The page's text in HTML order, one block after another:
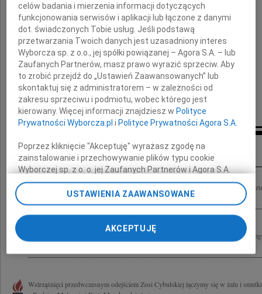
Zosię Cybulską
Najbliższym
przekazujemy wyrazy szczerego współczucia
Krystyna i Krzysztof Gerulowie
Inne kondolencje
Wstrząśnięci tragiczną śmiercią Zosi Cybulskiej naszej Przyjaciółki i Koleżanki z
wyrazy współczucia Mamie, Siostrze Ani i Rodzinie Ania i Zbyszek Lisowie
Dnia l listopada 2010 roku zginęła tragicznie na Hawraniu w Tatrach Słowackich
Wstrząśnięci przedwczesnym odejściem Zosi Cybulskiej łączymy się w żalu i
celów badania i mierzenia informacji dotyczących
funkcjonowania serwisów i aplikacji lub łączone z danymi
dot. świadczonych Tobie usług. Jeśli podstawą
przetwarzania Twoich danych jest uzasadniony interes
Wyborcza sp. z o.o., jej spółki powiązanej – Agora S.A. – lub
Zaufanych Partnerów, masz prawo wyrazić sprzeciw. Aby
to zrobić przejdź do „Ustawień Zaawansowanych” lub
skontaktuj się z administratorem – w zależności od
zakresu sprzeciwu i podmiotu, wobec którego jest
kierowany. Więcej informacji znajdziesz w Polityce
Prywatności Wyborcza.pl i Polityce Prywatności Agora S.A.
Poprzez kliknięcie "Akceptuję" wyrażasz zgodę na
zainstalowanie i przechowywanie plików typu cookie
Wyborczej sp. z o. o. jej Zaufanych Partnerów i Agora S.A.
na Twoim urządzeniu końcowym. Możesz też w każdej
chwili zmienić swoje preferencje dot. plików cookie,
ponownie wywołując narzędzie do zarządzania Twoimi
preferencjami dot. przetwarzania danych poprzez
odnośnik „Ustawienia prywatności” w stopce serwisu i
przechodząc do sekcji „Ustawienia zaawansowane”.
Zmiana ustawień plików cookie możliwa jest także za
My, nasi Zaufani Partnerzy i Agora S.A. możemy
USTAWIENIA ZAAWANSOWANE
AKCEPTUJĘ